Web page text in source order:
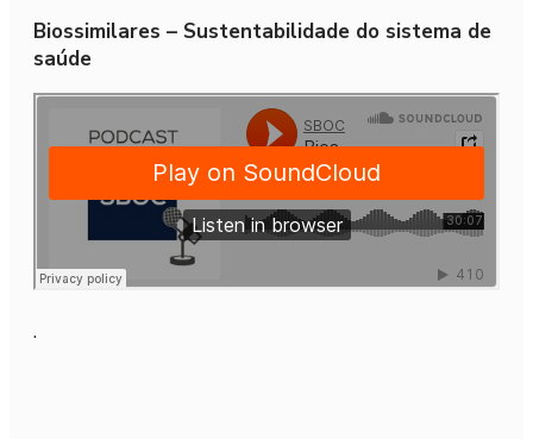
Biossimilares – Sustentabilidade do sistema de
saúde
.